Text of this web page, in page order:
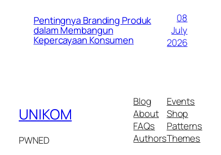
Pentingnya Branding Produk
dalam Membangun
Kepercayaan Konsumen
08
July
2026
UNIKOM
PWNED
Blog
About
FAQs
Authors
Events
Shop
Patterns
Themes